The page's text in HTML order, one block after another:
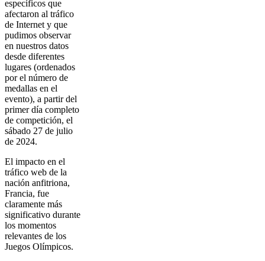
específicos que
afectaron al tráfico
de Internet y que
pudimos observar
en nuestros datos
desde diferentes
lugares (ordenados
por el número de
medallas en el
evento), a partir del
primer día completo
de competición, el
sábado 27 de julio
de 2024.
El impacto en el
tráfico web de la
nación anfitriona,
Francia, fue
claramente más
significativo durante
los momentos
relevantes de los
Juegos Olímpicos.